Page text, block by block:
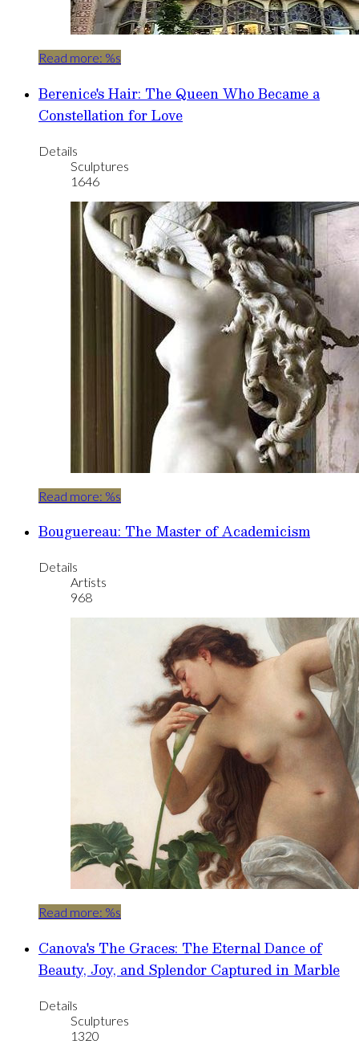
Read more: %s
Berenice's Hair: The Queen Who Became a
Constellation for Love
Details
Sculptures
1646
Read more: %s
Bouguereau: The Master of Academicism
Details
Artists
968
Read more: %s
Canova's The Graces: The Eternal Dance of
Beauty, Joy, and Splendor Captured in Marble
Details
Sculptures
1320